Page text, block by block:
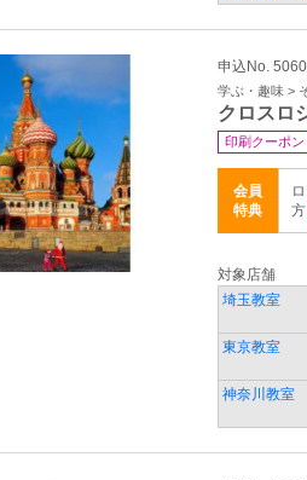
申込No.
学ぶ・趣味 >
クロスロ
印刷クーポン
会員
特典
方
対象店舗
埼玉教室
東京教室
神奈川教室